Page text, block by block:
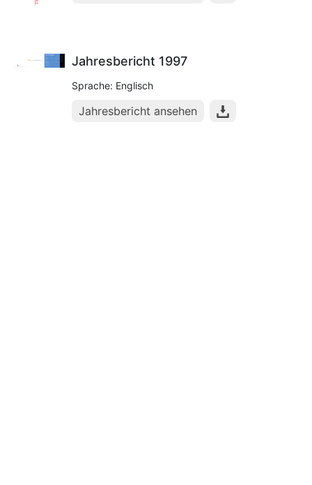
Jahresbericht 1997
Sprache: Englisch
Jahresbericht ansehen